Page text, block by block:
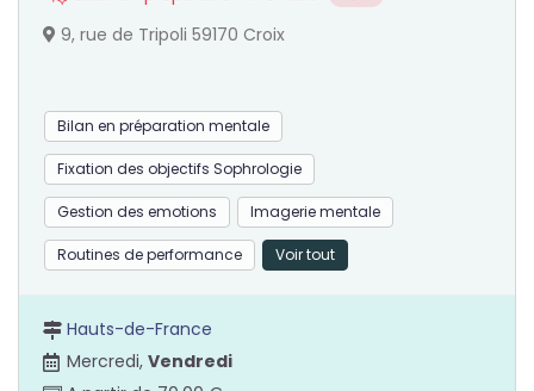
9, rue de Tripoli 59170 Croix
Bilan en préparation mentale
Fixation des objectifs Sophrologie
Gestion des emotions Imagerie mentale
Routines de performance Voir tout
Hauts-de-France
Mercredi, Vendredi